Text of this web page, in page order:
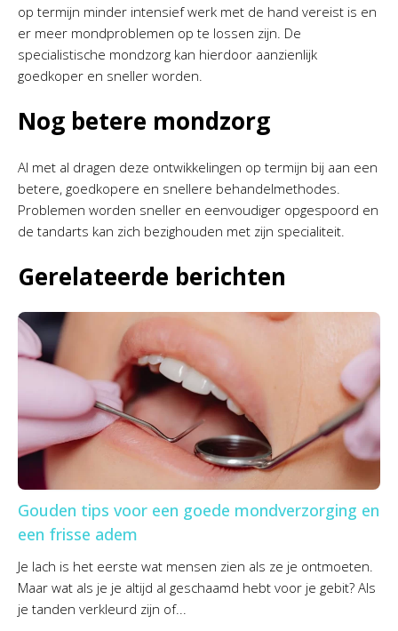
op termijn minder intensief werk met de hand vereist is en
er meer mondproblemen op te lossen zijn. De
specialistische mondzorg kan hierdoor aanzienlijk
goedkoper en sneller worden.
Nog betere mondzorg
Al met al dragen deze ontwikkelingen op termijn bij aan een
betere, goedkopere en snellere behandelmethodes.
Problemen worden sneller en eenvoudiger opgespoord en
de tandarts kan zich bezighouden met zijn specialiteit.
Gerelateerde berichten
Gouden tips voor een goede mondverzorging en
een frisse adem
Je lach is het eerste wat mensen zien als ze je ontmoeten.
Maar wat als je je altijd al geschaamd hebt voor je gebit? Als
je tanden verkleurd zijn of...